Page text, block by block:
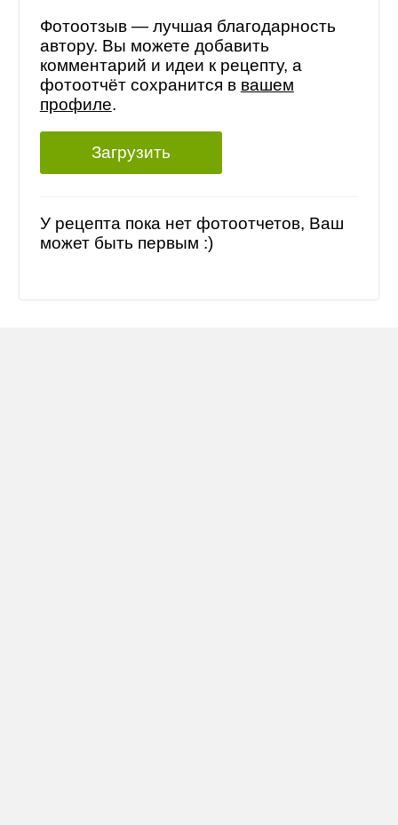
Фотоотзыв — лучшая благодарность
автору. Вы можете добавить
комментарий и идеи к рецепту, а
фотоотчёт сохранится в вашем
профиле.
Загрузить
У рецепта пока нет фотоотчетов, Ваш
может быть первым :)